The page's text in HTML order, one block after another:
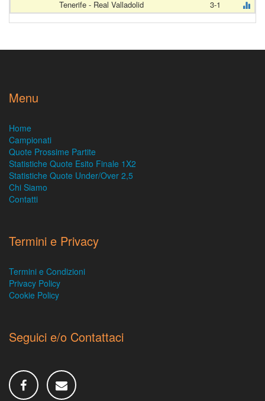
Tenerife - Real Valladolid
3-1
Menu
Home
Campionati
Quote Prossime Partite
Statistiche Quote Esito Finale 1X2
Statistiche Quote Under/Over 2,5
Chi Siamo
Contatti
Termini e Privacy
Termini e Condizioni
Privacy Policy
Cookie Policy
Seguici e/o Contattaci